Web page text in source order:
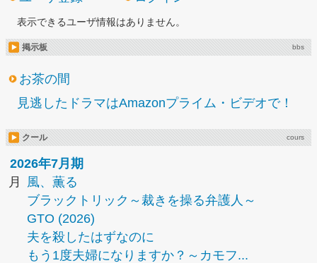
表示できるユーザ情報はありません。
掲示板 bbs
お茶の間
見逃したドラマはAmazonプライム・ビデオで！
クール cours
2026年7月期
月
風、薫る
ブラックトリック～裁きを操る弁護人～
GTO (2026)
夫を殺したはずなのに
もう1度夫婦になりますか？～カモフ...